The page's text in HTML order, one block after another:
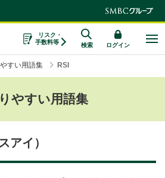
リスク・
手数料等
検索 ログイン
すい用語集 RSI
やすい用語集
アイ）